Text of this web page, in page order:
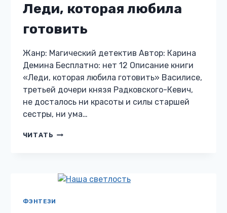
Леди, которая любила
готовить
Жанр: Магический детектив Автор: Карина
Демина Бесплатно: нет 12 Описание книги
«Леди, которая любила готовить» Василисе,
третьей дочери князя Радковского-Кевич,
не досталось ни красоты и силы старшей
сестры, ни ума…
ЧИТАТЬ ЛЕДИ,
ФЭНТЕЗИ